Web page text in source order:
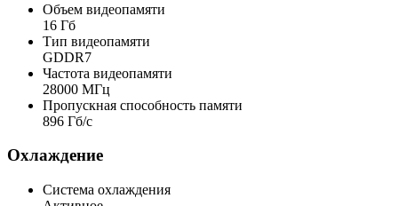
Объем видеопамяти
16 Гб
Тип видеопамяти
GDDR7
Частота видеопамяти
28000 МГц
Пропускная способность памяти
896 Гб/с
Охлаждение
Система охлаждения